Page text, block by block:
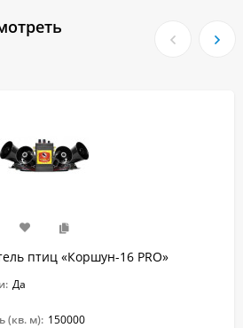
птиц «Коршун-16 PRO»
Да
(кв. м): 150000